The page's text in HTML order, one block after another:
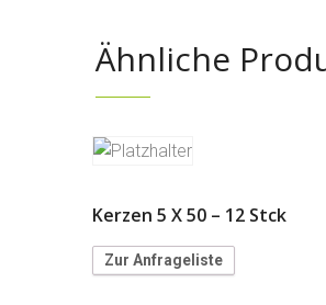
Ähnliche
Kerzen 5 X 50 – 12 Stck
Zur Anfrageliste